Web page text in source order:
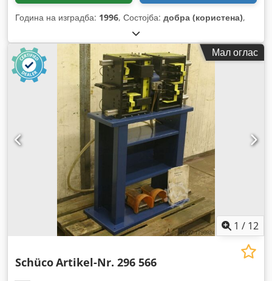
Година на изградба: 1996, Состојба: добра (користена),
Мал оглас
1 / 12
SchücoArtikel-Nr. 296 566